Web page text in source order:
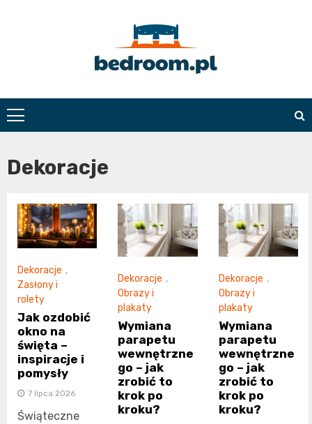
Bedroom.pl
Dekoracje
Dekoracje ,
Zasłony i
rolety
Jak ozdobić
okno na
święta –
inspiracje i
pomysły
7 lipca 2026
Świąteczne
Dekoracje ,
Obrazy i
plakaty
Wymiana
parapetu
wewnętrzne
go – jak
zrobić to
krok po
kroku?
Dekoracje ,
Obrazy i
plakaty
Wymiana
parapetu
wewnętrzne
go – jak
zrobić to
krok po
kroku?